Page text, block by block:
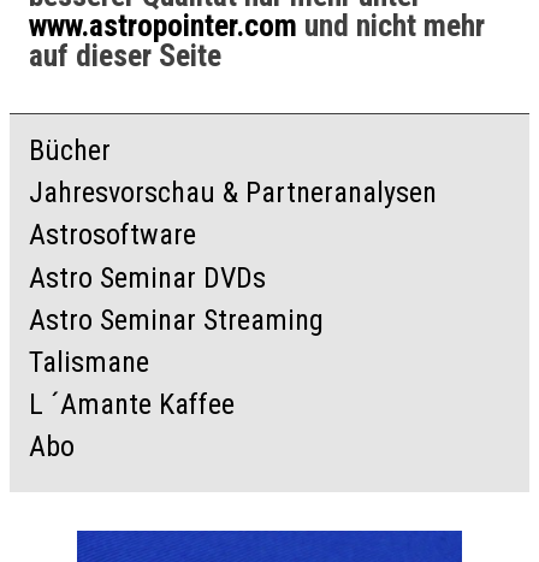
www.astropointer.com und nicht mehr
auf dieser Seite
Bücher
Jahresvorschau & Partneranalysen
Astrosoftware
Astro Seminar DVDs
Astro Seminar Streaming
Talismane
L ´Amante Kaffee
Abo